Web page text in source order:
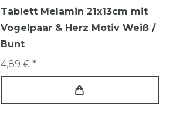
Tablett Melamin 21x13cm mit
Vogelpaar & Herz Motiv Weiß /
Bunt
4,89 € *